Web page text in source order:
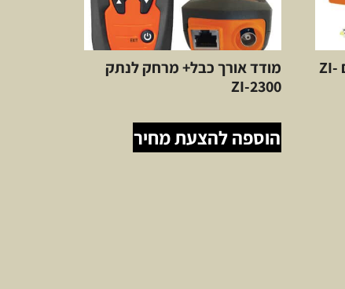
בודק כבל רשת טלפון וכבלים ZI-
מודד אורך כבל+ מרחק לנתק
ZI-2300
הוספה להצעת מחיר